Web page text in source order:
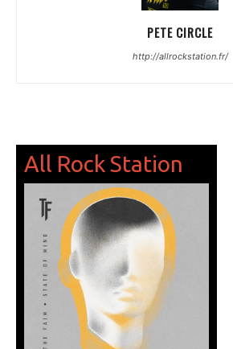
PETE CIRCLE
http://allrockstation.fr/